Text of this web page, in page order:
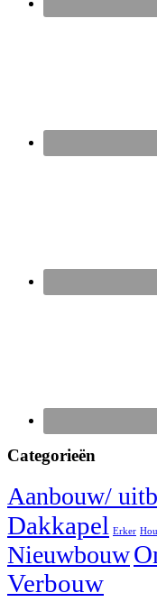
Categorieën
Aanbouw/
Dakkapel Erker
Nieuwbouw
Verbouw